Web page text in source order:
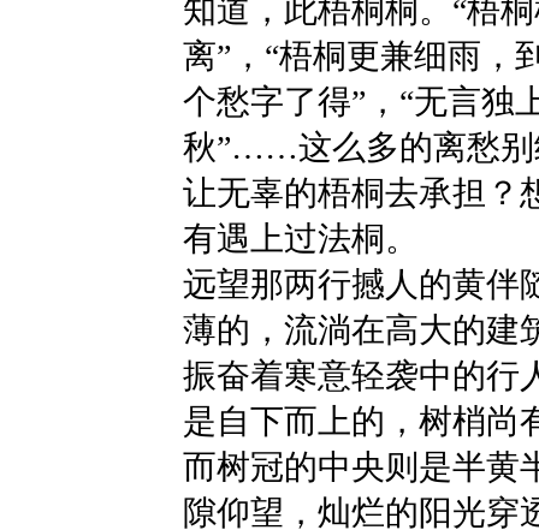
知道，此梧桐桐。“梧
离”，“梧桐更兼细雨，
个愁字了得”，“无言独
秋”……这么多的离愁别
让无辜的梧桐去承担？
有遇上过法桐。
远望那两行撼人的黄伴
薄的，流淌在高大的建
振奋着寒意轻袭中的行
是自下而上的，树梢尚
而树冠的中央则是半黄
隙仰望，灿烂的阳光穿